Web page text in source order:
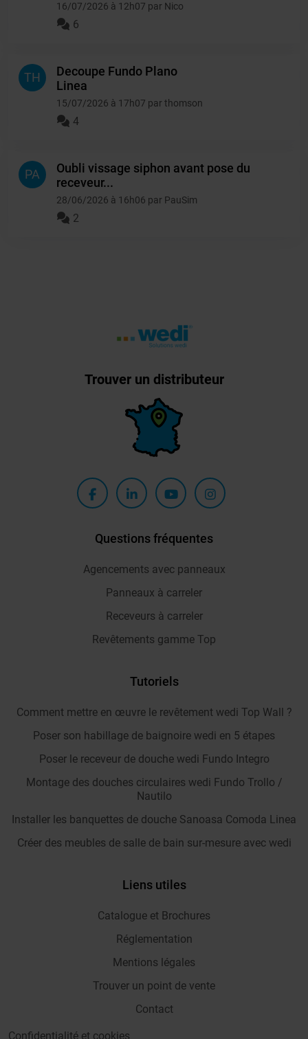
16/07/2026 à 12h07 par Nico
6
TH
Decoupe Fundo Plano
Linea
15/07/2026 à 17h07 par thomson
4
PA
Oubli vissage siphon avant pose du
receveur...
28/06/2026 à 16h06 par PauSim
2
Trouver un distributeur
Questions fréquentes
Agencements avec panneaux
Panneaux à carreler
Receveurs à carreler
Revêtements gamme Top
Tutoriels
Comment mettre en œuvre le revêtement wedi Top Wall ?
Poser son habillage de baignoire wedi en 5 étapes
Poser le receveur de douche wedi Fundo Integro
Montage des douches circulaires wedi Fundo Trollo /
Nautilo
Installer les banquettes de douche Sanoasa Comoda Linea
Créer des meubles de salle de bain sur-mesure avec wedi
Liens utiles
Catalogue et Brochures
Réglementation
Mentions légales
Trouver un point de vente
Contact
Confidentialité et cookies